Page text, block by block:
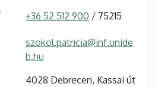
+36 52 512 900 / 75215
szokol.patricia@inf.unide
b.hu
4028 Debrecen, Kassai út